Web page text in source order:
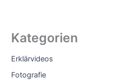
Kategorien
Erklärvideos
Fotografie